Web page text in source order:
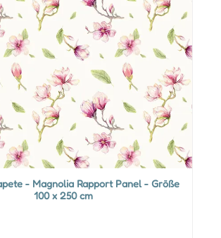
- Magnolia Rapport Panel - Größe
100 x 250 cm